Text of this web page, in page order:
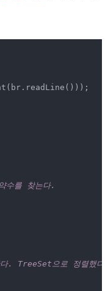
를 찾는다.
. TreeSet으로 정렬했다.